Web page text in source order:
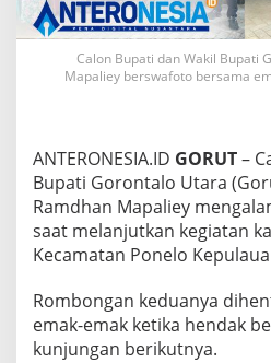
n
g
a
n
u
p
d
a
n
C
a
b
Calon Bupati dan Wakil Bupati
Mapaliey berswafoto bersama
ANTERONESIA.ID GORUT–
Bupati Gorontalo Utara
Ramdhan Mapaliey
saat melanjutkan kegiatan
Kecamatan Ponelo
Rombongan keduanya
emak-emak ketika hendak
kunjungan berikutnya.